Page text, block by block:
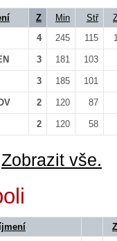
Z Min Stř
4 245 115
3 181 103
3 185 101
2 120 87
2 120 58
Zobrazit vše.
Z